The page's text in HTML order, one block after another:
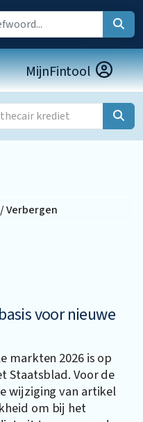
MijnFintool
Verbergen
voor nieuwe
markten 2026 is op
Staatsblad. Voor de
wijziging van artikel
om bij het